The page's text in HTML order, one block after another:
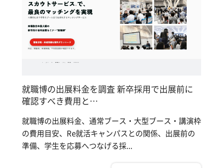
就職博の出展料金を調査 新卒採用で出展前に
確認すべき費用と…
就職博の出展料金、通常ブース・大型ブース・講演枠
の費用目安、Re就活キャンパスとの関係、出展前の
準備、学生を応募へつなげる採...